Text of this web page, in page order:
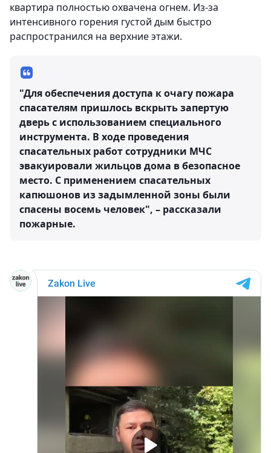
квартира полностью охвачена огнем. Из-за
интенсивного горения густой дым быстро
распространился на верхние этажи.
"Для обеспечения доступа к очагу пожара
спасателям пришлось вскрыть запертую
дверь с использованием специального
инструмента. В ходе проведения
спасательных работ сотрудники МЧС
эвакуировали жильцов дома в безопасное
место. С применением спасательных
капюшонов из задымленной зоны были
спасены восемь человек", – рассказали
пожарные.